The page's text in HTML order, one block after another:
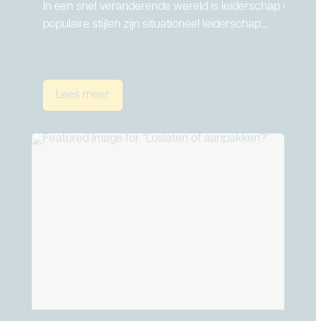
In een snel veranderende wereld is leiderschap een
populaire stijlen zijn situationeel leiderschap…
Lees meer